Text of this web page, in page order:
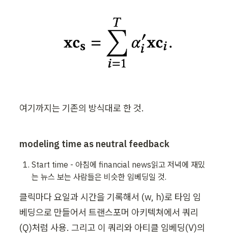
여기까지는 기존의 방식대로 한 것.
modeling time as neutral feedback
Start time - 아침에 financial news읽고 저녁에 재밌
는 뉴스 보는 사람들은 비슷한 임베딩일 것.
클릭마다 요일과 시간을 기록해서 (w, h)로 타임 임
베딩으로 만들어서 트랜스포머 아키텍쳐에서 쿼리
(Q)처럼 사용. 그리고 이 쿼리와 아티클 임베딩(V)의